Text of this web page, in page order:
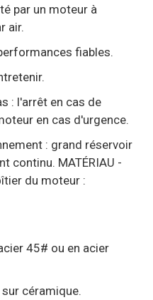
par un moteur à
air.
fiables.
: l'arrêt en cas de
en cas d'urgence.
: grand réservoir
continu. MATÉRIAU -
du moteur :
45# ou en acier
céramique.